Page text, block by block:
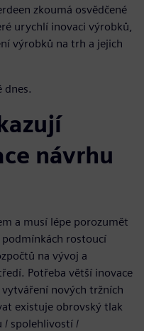
zkoumá osvědčené
urychlí inovaci výrobků,
výrobků na trh a jejich
dnes.
návrhu
a musí lépe porozumět
rostoucí
na vývoj a
Potřeba větší inovace
nových tržních
existuje obrovský tlak
/ spolehlivostí /